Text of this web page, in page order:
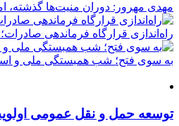
مهدی مهرور: دوران منیت‌ها گذشته،
راه‌اندازی قرارگاه فرماندهی
به سوی فتح؛ شب همبستگی ملی و
توسعه حمل و نقل عمومی